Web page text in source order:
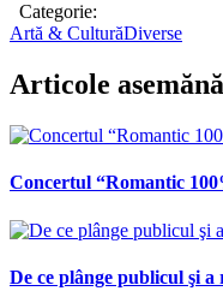
Categorie:
Artă & CulturăDiverse
Articole
Concertul “Romantic
De ce plânge publicul şi